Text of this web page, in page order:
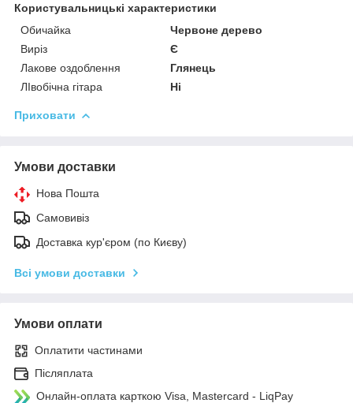
Користувальницькі характеристики
Обичайка
Червоне дерево
Виріз
Є
Лакове оздоблення
Глянець
ЛІвобічна гітара
Ні
Приховати
Умови доставки
Нова Пошта
Самовивіз
Доставка кур'єром (по Києву)
Всі умови доставки
Умови оплати
Оплатити частинами
Післяплата
Онлайн-оплата карткою Visa, Mastercard - LiqPay